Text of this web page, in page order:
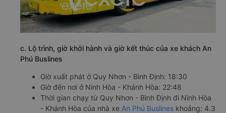
c. Lộ trình, giờ khởi hành và giờ kết thúc của xe khách An
Phú Buslines
Giờ xuất phát ở Quy Nhơn - Bình Định: 18:30
Giờ đến nơi ở Ninh Hòa - Khánh Hòa: 22:48
Thời gian chạy từ Quy Nhơn - Bình Định đi Ninh Hòa
- Khánh Hòa của nhà xe An Phú Buslines khoảng: 4.3